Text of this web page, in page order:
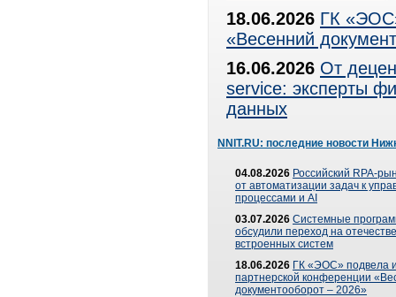
18.06.2026 ГК
«Весенний
16.06.2026 От
service: эксперты
данных
NNIT.RU: последние новости
04.08.2026 Российский RPA-
от автоматизации задач к
процессами и AI
03.07.2026 Системные
обсудили переход на
встроенных систем
18.06.2026 ГК «ЭОС» подвела
партнерской конференции
документооборот – 2026»